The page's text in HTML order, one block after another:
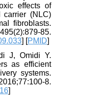
effects of
carrier (NLC)
fibroblasts.
85.
] [PMID
J, Omidi Y.
as efficient
systems.
8.